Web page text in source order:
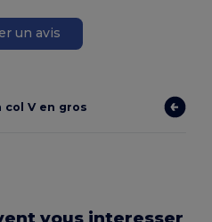
un avis
col V en gros
vous interesser